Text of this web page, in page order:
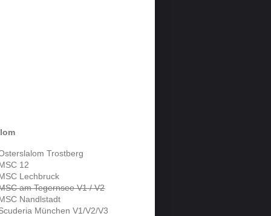
Trostberg
12
Lechbruck
am Tegernsee V1 / V2
Nandlstadt
München V1/V2/V3